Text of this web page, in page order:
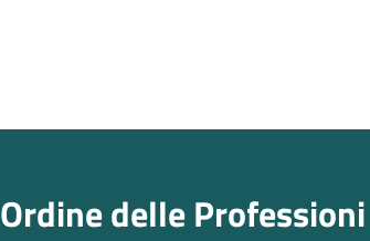
Ordine delle